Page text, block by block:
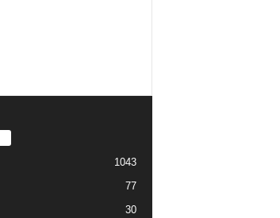
1043
77
30